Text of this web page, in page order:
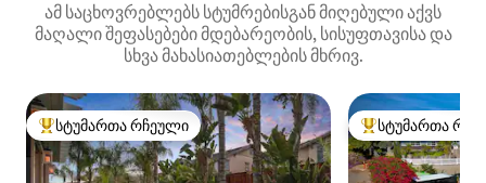
ამ საცხოვრებლებს სტუმრებისგან მიღებული აქვს
მაღალი შეფასებები მდებარეობის, სისუფთავისა და
სხვა მახასიათებლების მხრივ.
სტუმართა რჩეული მოწინავე ვარიანტი
სტუმართა რჩეული სტუმართა
სტუმართა